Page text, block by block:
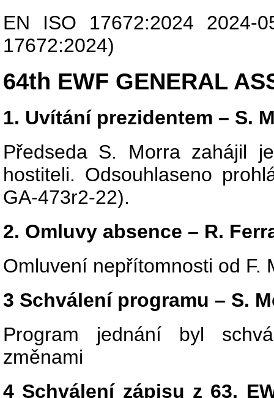
EN ISO 17672:2024 2024-
17672:2024)
64th EWF GENERAL
1. Uvítání prezidentem – S.
Předseda S. Morra zahájil
hostiteli. Odsouhlaseno
GA-473r2-22).
2. Omluvy absence – R.
Omluvení nepřítomnosti od F.
3 Schválení programu – S.
Program jednání byl
změnami
4 Schválení zápisu z 63.